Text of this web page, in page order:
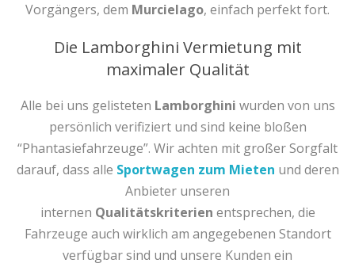
Vorgängers, dem Murcielago, einfach perfekt fort.
Die Lamborghini Vermietung mit
maximaler Qualität
Alle bei uns gelisteten Lamborghini wurden von uns
persönlich verifiziert und sind keine bloßen
“Phantasiefahrzeuge”. Wir achten mit großer Sorgfalt
darauf, dass alle Sportwagen zum Mieten und deren
Anbieter unseren
internen Qualitätskriterien entsprechen, die
Fahrzeuge auch wirklich am angegebenen Standort
verfügbar sind und unsere Kunden ein